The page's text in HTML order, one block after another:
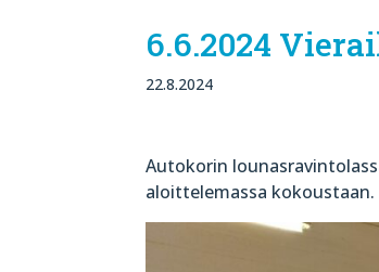
6.6.2024
22.8.2024
Autokorin
aloittelemassa kokoustaan.